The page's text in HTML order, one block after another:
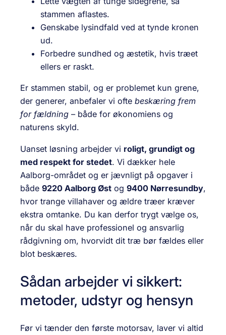
stammen aflastes.
Genskabe lysindfald ved at tynde kronen
ud.
Forbedre sundhed og æstetik, hvis træet
ellers er raskt.
Er stammen stabil, og er problemet kun grene,
der generer, anbefaler vi ofte beskæring frem
for fældning – både for økonomiens og
naturens skyld.
Uanset løsning arbejder vi roligt, grundigt og
med respekt for stedet. Vi dækker hele
Aalborg-området og er jævnligt på opgaver i
både 9220 Aalborg Øst og 9400 Nørresundby,
hvor trange villahaver og ældre træer kræver
ekstra omtanke. Du kan derfor trygt vælge os,
når du skal have professionel og ansvarlig
rådgivning om, hvorvidt dit træ bør fældes eller
blot beskæres.
Sådan arbejder vi sikkert:
metoder, udstyr og hensyn
Før vi tænder den første motorsav, laver vi altid